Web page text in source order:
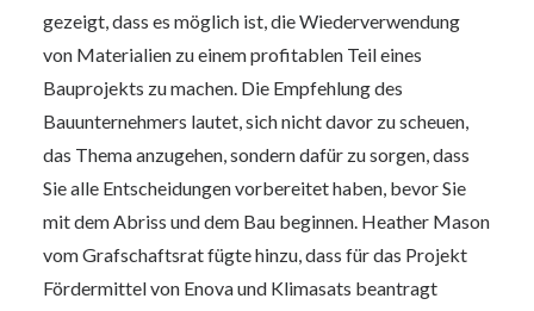
gezeigt, dass es möglich ist, die Wiederverwendung
von Materialien zu einem profitablen Teil eines
Bauprojekts zu machen. Die Empfehlung des
Bauunternehmers lautet, sich nicht davor zu scheuen,
das Thema anzugehen, sondern dafür zu sorgen, dass
Sie alle Entscheidungen vorbereitet haben, bevor Sie
mit dem Abriss und dem Bau beginnen. Heather Mason
vom Grafschaftsrat fügte hinzu, dass für das Projekt
Fördermittel von Enova und Klimasats beantragt